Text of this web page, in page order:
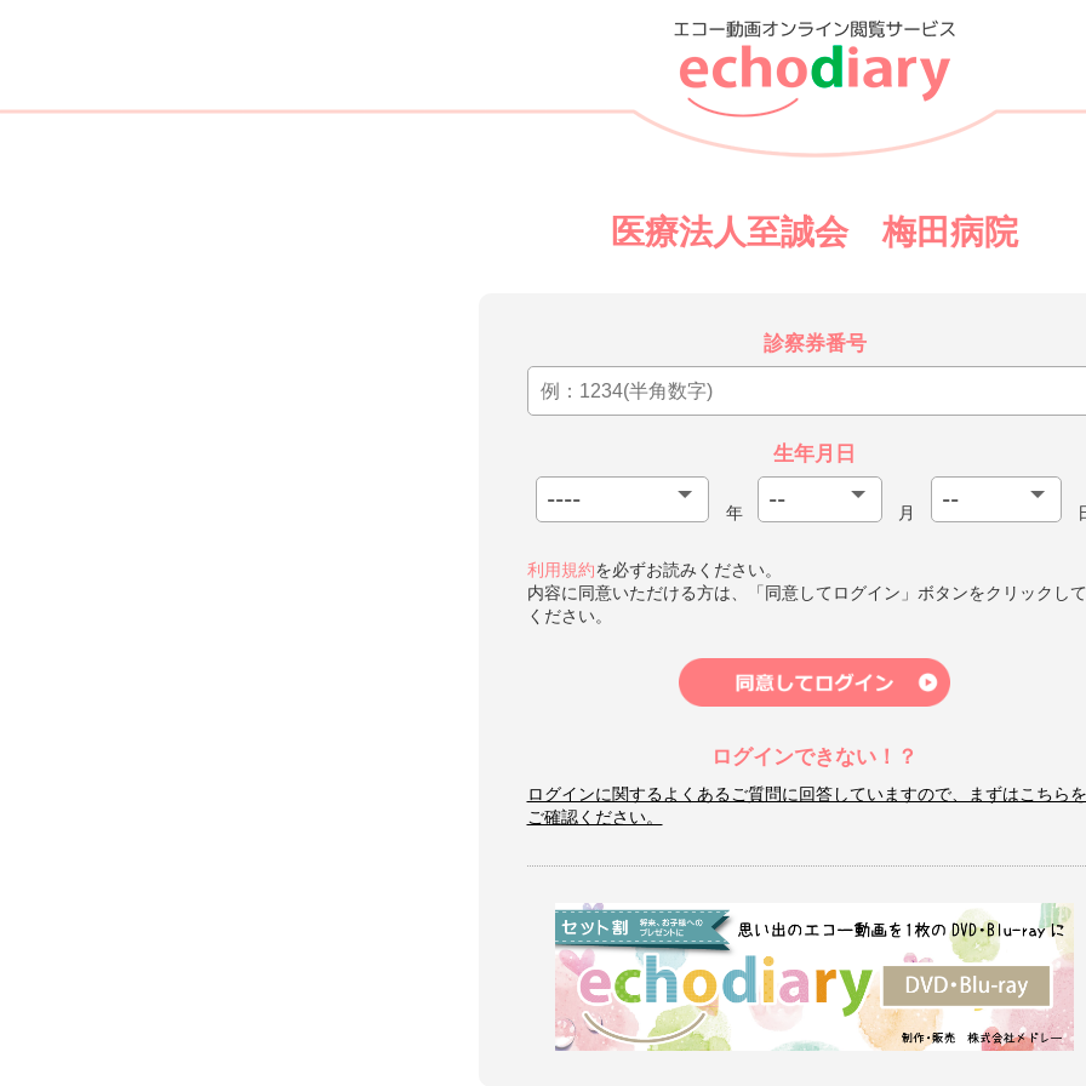
医療法人至誠会 梅田病院
診察券番号
生年月日
年 月
利用規約を必ずお読みください。
内容に同意いただける方は、「同意してログイン」ボタンをクリックして
ください。
ログインできない！？
ログインに関するよくあるご質問に回答していますので、まずはこちらを
ご確認ください。